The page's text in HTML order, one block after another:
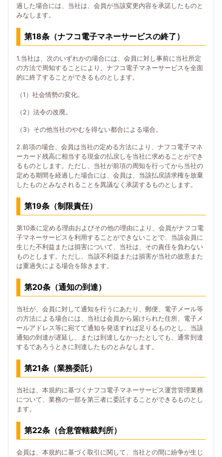
過した場合には、当社は、会員が当該変更内容を承諾したものと
みなします。
第18条（ナフコ電子マネーサービスの終了）
1.当社は、次のいずれかの場合には、会員に対し事前に当社所定
の方法で周知することにより、ナフコ電子マネーサービスを全面
的に終了することができるものとします。
（1）社会情勢の変化。
（2）法令の改廃。
（3）その他当社のやむを得ない都合による場合。
2.前項の場合、会員は当社の定める方法により、ナフコ電子マネ
ーカード残高に相当する現金の払戻しを当社に求めることができ
るものとします。ただし、当社が前項の周知を行ってから当社の
定める期間を経過した場合には、会員は、当該払戻請求権を放棄
したものとみなされることを異議なく承諾するものとします。
第19条（制限責任）
第10条に定める理由およびその他の理由により、会員がナフコ電
子マネーサービスを利用することができないことで、当該会員に
生じた不利益または損害について、当社は、その責任を負わない
ものとします。ただし、当該不利益または損害が当社の故意また
は重過失による場合を除きます。
第20条（通知の到達）
当社が、会員に対して通知を行うにあたり、郵便、電子メール等
の方法による場合には、当社は会員から届けられた住所、電子メ
ールアドレス等に宛てて通知を発送すれば足りるものとし、当該
通知の到達が遅延し、または到達しなかったとしても、通常到達
するであろうときに到達したものとみなします。
第21条（業務委託）
当社は、本規約に基づくナフコ電子マネーサービス運営管理業務
について、業務の一部を第三者に委託することができるものとし
ます。
第22条（合意管轄裁判所）
会員は、本規約に基づく取引に関して、当社との間に紛争が生じ